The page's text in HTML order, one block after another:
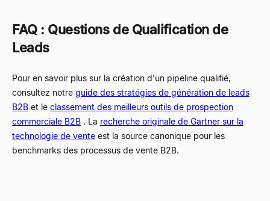
FAQ : Questions de Qualification de
Leads
Pour en savoir plus sur la création d'un pipeline qualifié,
consultez notre guide des stratégies de génération de leads
B2B et le classement des meilleurs outils de prospection
commerciale B2B . La recherche originale de Gartner sur la
technologie de vente est la source canonique pour les
benchmarks des processus de vente B2B.